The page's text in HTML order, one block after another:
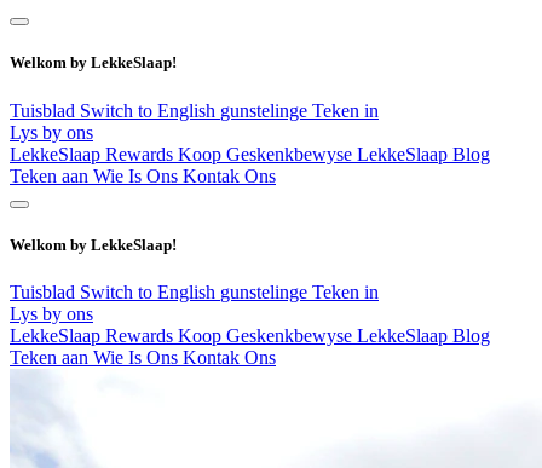
Welkom by LekkeSlaap!
Tuisblad Switch to English gunstelinge Teken in
Lys by ons
LekkeSlaap Rewards Koop Geskenkbewyse LekkeSlaap Blog
Teken aan Wie Is Ons Kontak Ons
Welkom by LekkeSlaap!
Tuisblad Switch to English gunstelinge Teken in
Lys by ons
LekkeSlaap Rewards Koop Geskenkbewyse LekkeSlaap Blog
Teken aan Wie Is Ons Kontak Ons